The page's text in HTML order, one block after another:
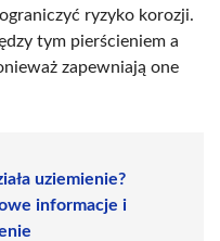
ryzyko korozji.
tym pierścieniem a
zapewniają one
uziemienie?
informacje i